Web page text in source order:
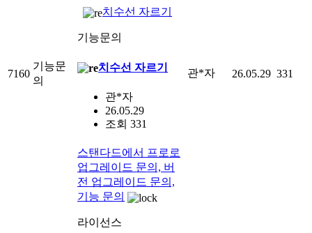
7160
기능문
의
치수선 자르기
기능문의
치수선 자르기
관*자
26.05.29
조회 331
관*자 26.05.29 331
스탠다드에서 프로로
업그레이드 문의, 버
전 업그레이드 문의,
기능 문의
라이선스